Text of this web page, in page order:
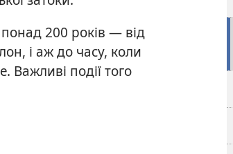
200 років — від
і аж до часу, коли
Важливі події того